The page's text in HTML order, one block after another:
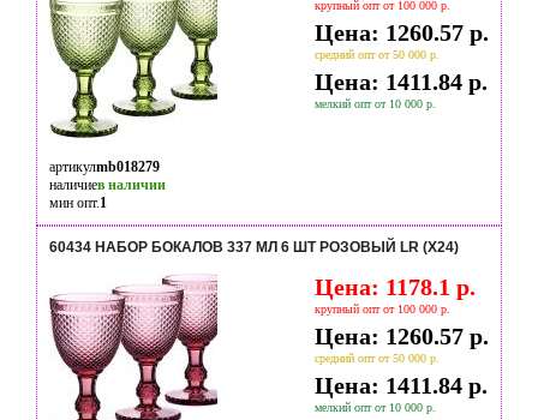
крупный опт от 100 000 р.
Цена: 1260.57 р.
средний опт от 50 000 р.
Цена: 1411.84 р.
мелкий опт от 10 000 р.
артикулmb018279
наличиев наличии
мин опт.1
60434 НАБОР БОКАЛОВ 337 МЛ 6 ШТ РОЗОВЫЙ LR (Х24)
Цена: 1178.1 р.
крупный опт от 100 000 р.
Цена: 1260.57 р.
средний опт от 50 000 р.
Цена: 1411.84 р.
мелкий опт от 10 000 р.